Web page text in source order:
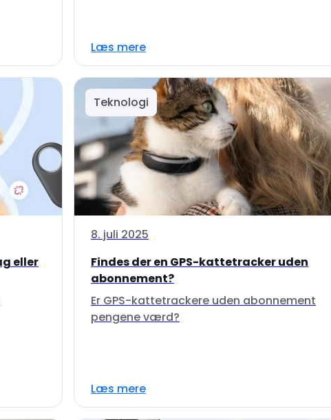
Læs mere
eller
Teknologi
8. juli 2025
Findes der en GPS-kattetracker uden
abonnement?
Er GPS-kattetrackere uden abonnement
pengene værd?
Læs mere